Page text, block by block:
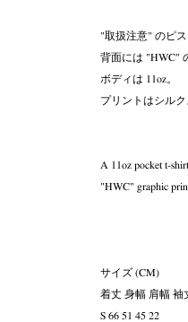
"取扱注意" のピ
背面には "HWC"
ボディは 11oz。
プリントはシルク
A 11oz pocket t-
"HWC" graphic
サイズ (CM)
着丈 身幅 肩幅 袖
S 66 51 45 22